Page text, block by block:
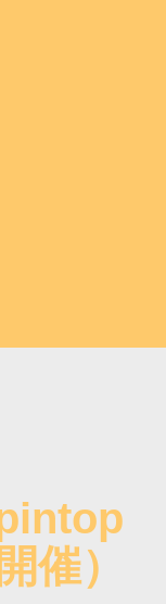
催）